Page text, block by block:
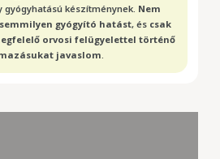
gyógyhatású készítménynek. Nem
gyógyító hatást, és csak
orvosi felügyelettel történő
javaslom